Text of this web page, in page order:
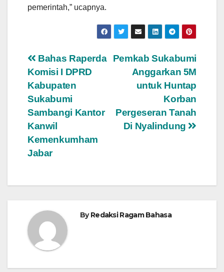
pemerintah,” ucapnya.
Navigasi
pos
Pemkab Sukabumi
Anggarkan 5M
untuk Huntap
Korban
Pergeseran Tanah
Di Nyalindung
Bahas Raperda
Komisi I DPRD
Kabupaten
Sukabumi
Sambangi Kantor
Kanwil
Kemenkumham
Jabar
ByRedaksi Ragam Bahasa